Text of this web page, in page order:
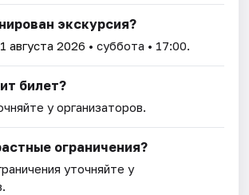
экскурсия?
1 августа 2026 • суббота • 17:00.
билет?
у организаторов.
ограничения?
уточняйте у